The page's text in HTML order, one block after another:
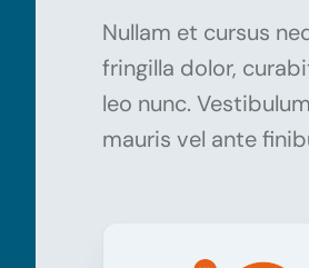
Nullam et cursus
fringilla dolor,
leo nunc.
mauris vel ante